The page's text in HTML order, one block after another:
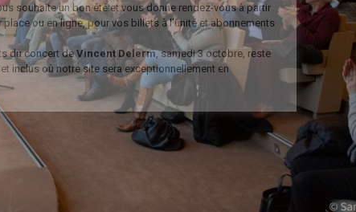
souhaite un bon été et vous donne rendez-vous à partir
place ou en ligne, pour vos billets à l’unité et abonnements
du concert deVincent Delerm, samedi 3 octobre, reste
inclus où notre site sera exceptionnellement en